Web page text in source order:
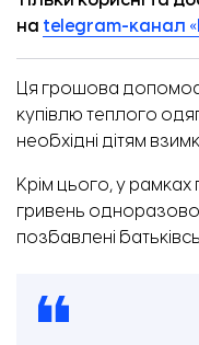
на telegram-канал
Ця грошова
купівлю теплого
необхідні дітям
Крім цього, у
гривень одноразово
позбавлені